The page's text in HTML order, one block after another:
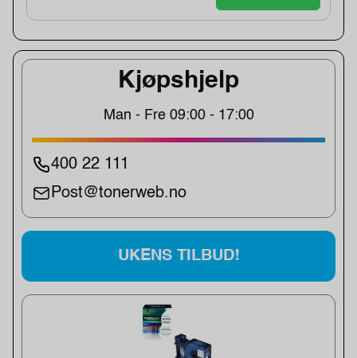
Kjøpshjelp
Man - Fre 09:00 - 17:00
400 22 111
Post@tonerweb.no
UKENS TILBUD!